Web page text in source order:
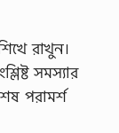
রাখুন।
সমস্যার
পরামর্শ